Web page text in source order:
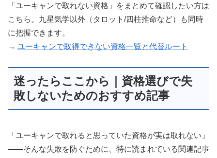
「ユーキャンで取れない資格」をまとめて確認したい方は
こちら。九星気学以外（タロット/四柱推命など）も同時
に把握できます。
→ ユーキャンで取得できない資格一覧と代替ルート
迷ったらここから｜資格選びで失
敗しないためのおすすめ記事
「ユーキャンで取れると思っていた資格が実は取れない」
――そんな失敗を防ぐために、特に読まれている関連記事